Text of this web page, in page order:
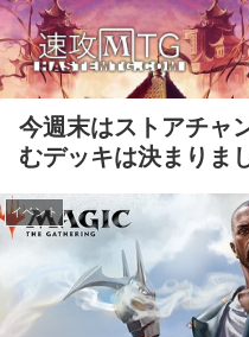
今週末はストアチャ
むデッキは決まりま
イベント